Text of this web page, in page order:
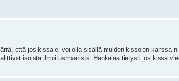
että jos kissa ei voi olla sisällä muiden kissojen kanssa
isoista ilmoitusmääristä. Hankalaa tietysti jos kissa